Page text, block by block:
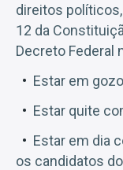
direitos
12 da
Decreto Federal
Estar em
Estar quite
Estar em dia
os candidatos